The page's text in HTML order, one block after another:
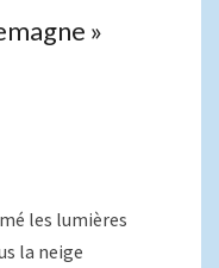
»
les lumières
la neige